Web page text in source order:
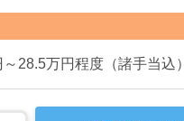
～28.5万円程度（諸手当込）